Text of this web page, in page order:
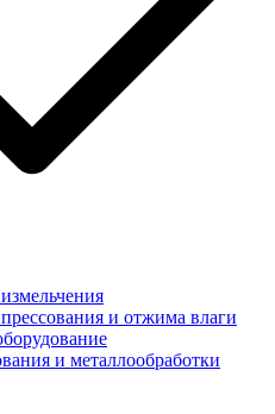
и отжима влаги
и металлообработки